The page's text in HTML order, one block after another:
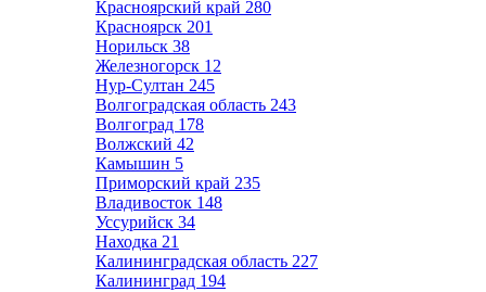
Красноярский край 280
Красноярск 201
Норильск 38
Железногорск 12
Нур-Султан 245
Волгоградская область 243
Волгоград 178
Волжский 42
Камышин 5
Приморский край 235
Владивосток 148
Уссурийск 34
Находка 21
Калининградская область 227
Калининград 194